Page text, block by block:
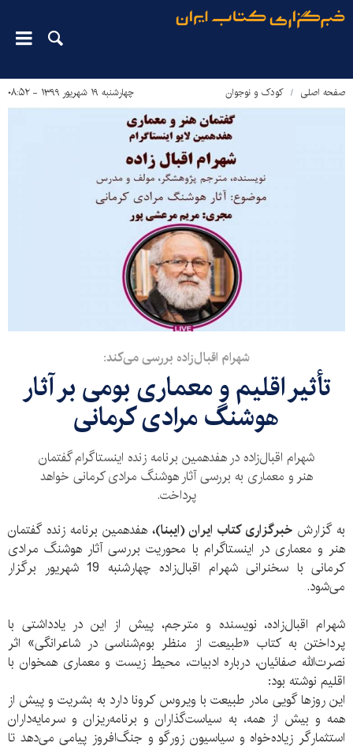
صفحه اصلی کودک و نوجوان چهارشنبه ۱۹ شهریور ۱۳۹۹ - ۰۸:۵۲
شهرام اقبال‌زاده بررسی می‌کند:
تأثیر اقلیم و معماری بومی بر آثار
هوشنگ مرادی کرمانی
شهرام اقبال‌زاده در هفدهمین برنامه زنده اینستاگرام گفتمان
هنر و معماری به بررسی آثار هوشنگ مرادی کرمانی خواهد
پرداخت.
به گزارش خبرگزاری کتاب ایران (ایبنا)، هفدهمین برنامه زنده گفتمان
هنر و معماری در اینستاگرام با محوریت بررسی آثار هوشنگ مرادی
کرمانی با سخنرانی شهرام اقبال‌زاده چهارشنبه 19 شهریور برگزار
می‌شود.
شهرام اقبال‌زاده، نویسنده و مترجم، پیش از این در یادداشتی با
پرداختن به کتاب «طبیعت از منظر بوم‌شناسی در شاعرانگی» اثر
نصرت‌الله صفائیان، درباره ادبیات، محیط زیست و معماری همخوان با
اقلیم نوشته بود:
این روزها گویی مادر طبیعت با ویروس کرونا دارد به بشریت و پیش از
همه و بیش از همه، به سیاست‌گذاران و برنامه‌ریزان و سرمایه‌داران
استثمارگر زیاده‌خواه و سیاسیون زورگو و جنگ‌افروز پیامی می‌دهد تا